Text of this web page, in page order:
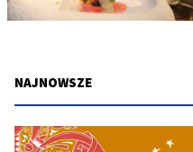
NAJNOWSZE